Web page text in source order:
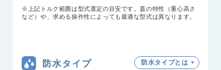
※上記トルク範囲は型式選定の目安です。蓋の特性（重心高さ
など）や、求める操作性によっても最適な型式は異なります。
防水タイプ 防水タイプとは